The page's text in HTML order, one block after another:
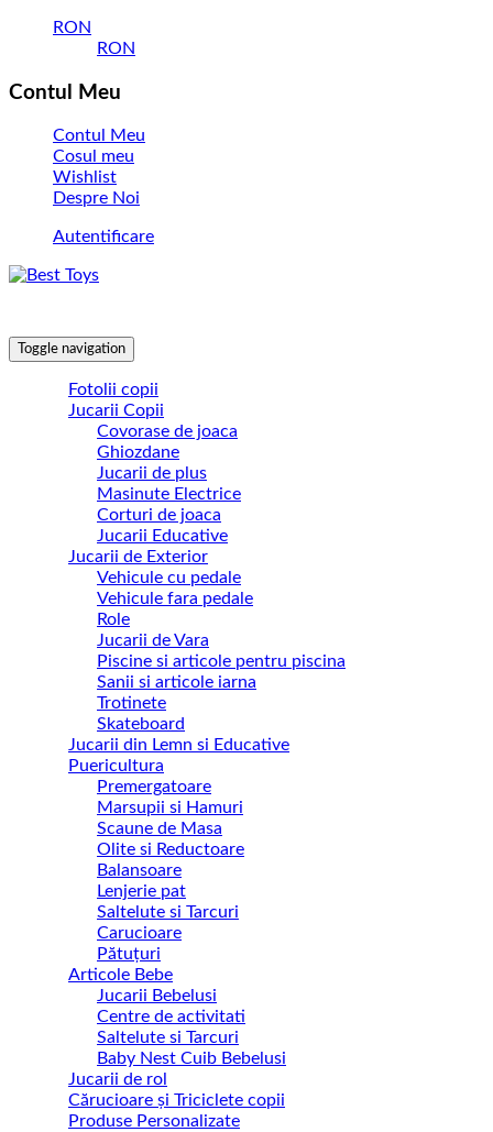
RON
RON
Contul Meu
Contul Meu
Cosul meu
Wishlist
Despre Noi
Autentificare
Toggle navigation
Fotolii copii
Jucarii Copii
Covorase de joaca
Ghiozdane
Jucarii de plus
Masinute Electrice
Corturi de joaca
Jucarii Educative
Jucarii de Exterior
Vehicule cu pedale
Vehicule fara pedale
Role
Jucarii de Vara
Piscine si articole pentru piscina
Sanii si articole iarna
Trotinete
Skateboard
Jucarii din Lemn si Educative
Puericultura
Premergatoare
Marsupii si Hamuri
Scaune de Masa
Olite si Reductoare
Balansoare
Lenjerie pat
Saltelute si Tarcuri
Carucioare
Pătuțuri
Articole Bebe
Jucarii Bebelusi
Centre de activitati
Saltelute si Tarcuri
Baby Nest Cuib Bebelusi
Jucarii de rol
Cărucioare și Triciclete copii
Produse Personalizate